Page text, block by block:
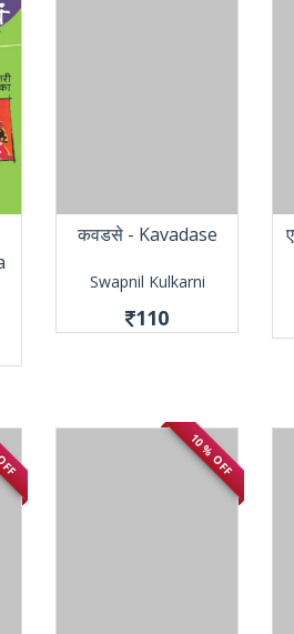
कवडसे - Kavadase
Swapnil Kulkarni
110
10 % OFF